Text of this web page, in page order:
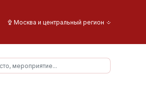
Москва и центральный регион